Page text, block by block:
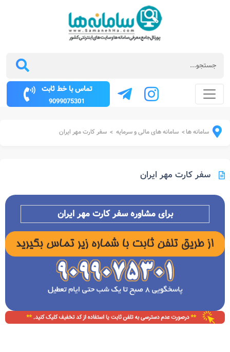
تماس با خط ثابت
9099075301
سامانه ها> سامانه های مالی و سرمایه > سفر کارت مهر ایران
سفر کارت مهر ایران
برای مشاوره سفر کارت مهر ایران